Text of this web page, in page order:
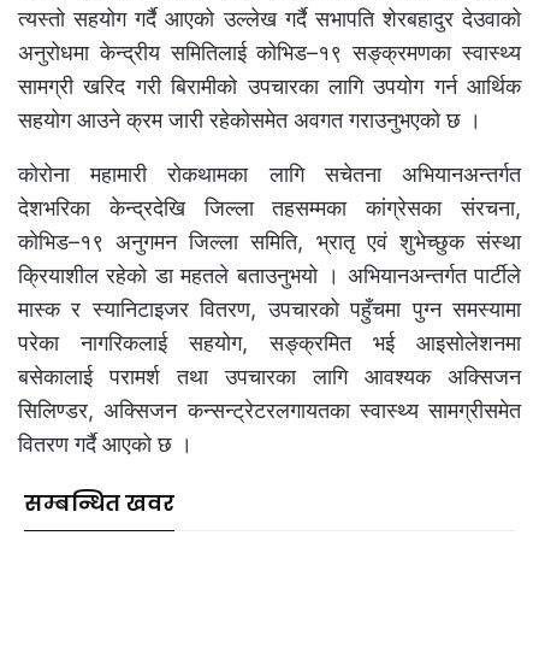
त्यस्तो सहयोग गर्दै आएको उल्लेख गर्दै सभापति शेरबहादुर देउवाको
अनुरोधमा केन्द्रीय समितिलाई कोभिड–१९ सङ्क्रमणका स्वास्थ्य
सामग्री खरिद गरी बिरामीको उपचारका लागि उपयोग गर्न आर्थिक
सहयोग आउने क्रम जारी रहेकोसमेत अवगत गराउनुभएको छ ।
कोरोना महामारी रोकथामका लागि सचेतना अभियानअन्तर्गत
देशभरिका केन्द्रदेखि जिल्ला तहसम्मका कांग्रेसका संरचना,
कोभिड–१९ अनुगमन जिल्ला समिति, भ्रातृ एवं शुभेच्छुक संस्था
क्रियाशील रहेको डा महतले बताउनुभयो । अभियानअन्तर्गत पार्टीले
मास्क र स्यानिटाइजर वितरण, उपचारको पहुँचमा पुग्न समस्यामा
परेका नागरिकलाई सहयोग, सङ्क्रमित भई आइसोलेशनमा
बसेकालाई परामर्श तथा उपचारका लागि आवश्यक अक्सिजन
सिलिण्डर, अक्सिजन कन्सन्ट्रेटरलगायतका स्वास्थ्य सामग्रीसमेत
वितरण गर्दै आएको छ ।
सम्बन्धित खवर